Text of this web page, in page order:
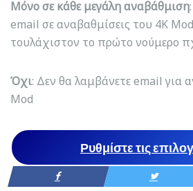
Μόνο σε κάθε μεγάλη αναβάθμιση
email σε αναβαθμίσεις του 4K
τουλάχιστον το πρώτο νούμερο
Όχι: Δεν θα λαμβάνετε email για
Mod
Ρυθμίστε τις